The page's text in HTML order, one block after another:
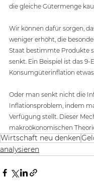
die gleiche Gütermenge
Wir können dafür sorgen,
weniger erhöht, die
Staat bestimmte Produkte
senkt. Ein Beispiel ist das
Konsumgüterinflation
Oder man senkt nicht die
Inflationsproblem, indem
Verfügung stellt. Dieser
makroökonomischen
Wirtschaft neu denken
analysieren